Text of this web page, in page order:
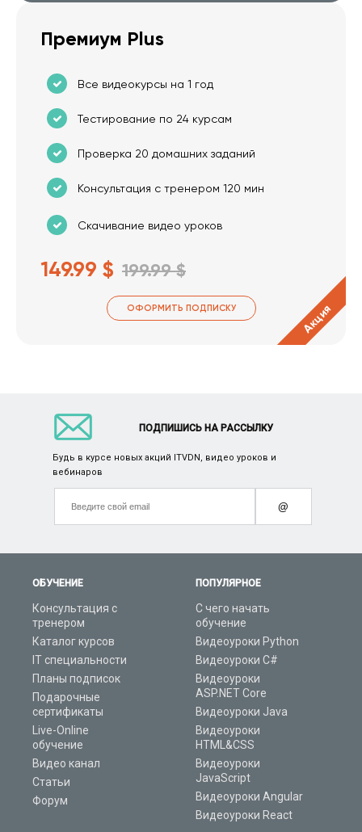
Премиум Plus
Все видеокурсы на 1 год
Тестирование по 24 курсам
Проверка 20 домашних заданий
Консультация с тренером 120 мин
Скачивание видео уроков
149.99 $ 199.99 $
ОФОРМИТЬ ПОДПИСКУ Акция
ОБУЧЕНИЕ
Консультация с
тренером
Каталог курсов
IT специальности
Планы подписок
Подарочные
сертификаты
Live-Online
обучение
Видео канал
Статьи
Форум
ПОПУЛЯРНОЕ
С чего начать
обучение
Видеоуроки Python
Видеоуроки C#
Видеоуроки
ASP.NET Core
Видеоуроки Java
Видеоуроки
HTML&CSS
Видеоуроки
JavaScript
Видеоуроки Angular
Видеоуроки React
ПОДПИШИСЬ НА РАССЫЛКУ
Будь в курсе новых акций ITVDN, видео уроков и
вебинаров
@